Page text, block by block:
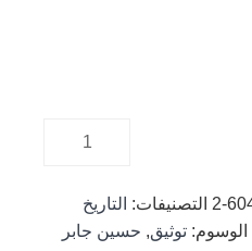
توثيق
تفجير
التصنيفات: التاريخ
الوسوم: توثيق, حسين جابر